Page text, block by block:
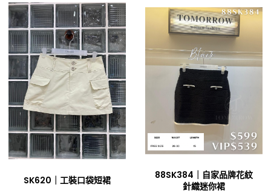
SK620｜工裝口袋短裙
88SK384｜自家品牌花紋
針織迷你裙